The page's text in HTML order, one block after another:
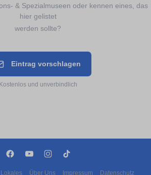
& Spezialmuseen oder kennen eines, das
hier gelistet
werden sollte?
Eintrag vorschlagen
Kostenlos und unverbindlich
Lokales Über Uns Impressum Datenschutz